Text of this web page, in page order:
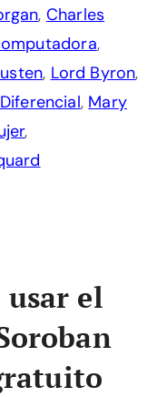
, Charles
,
, Lord Byron,
, Mary
,
usar el